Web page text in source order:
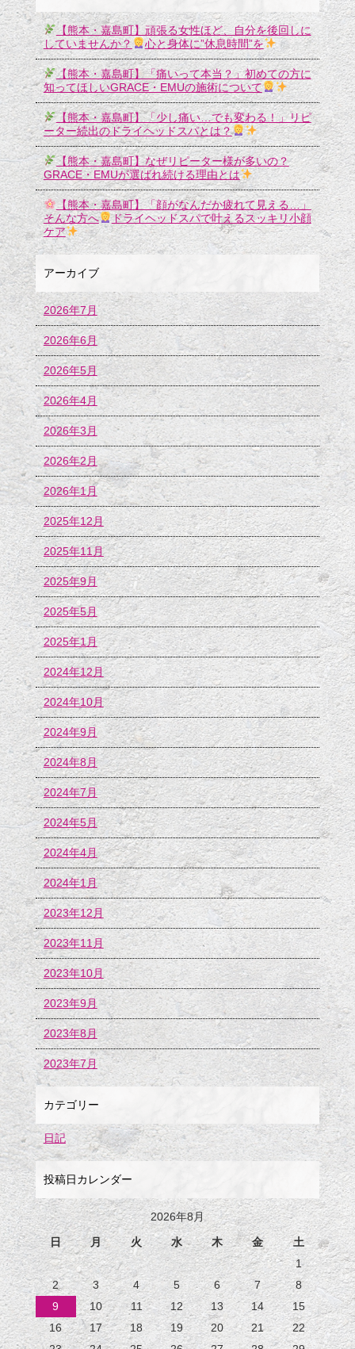
【熊本・嘉島町】頑張る女性ほど、自分を後回しに
していませんか？
心と身体に”休息時間”を
【熊本・嘉島町】「痛いって本当？」初めての方に
知ってほしいGRACE・EMUの施術について
【熊本・嘉島町】「少し痛い…でも変わる！」リピ
ーター続出のドライヘッドスパとは？
【熊本・嘉島町】なぜリピーター様が多いの？
GRACE・EMUが選ばれ続ける理由とは
【熊本・嘉島町】「顔がなんだか疲れて見える…」
そんな方へ
ドライヘッドスパで叶えるスッキリ小顔
ケア
アーカイブ
2026年7月
2026年6月
2026年5月
2026年4月
2026年3月
2026年2月
2026年1月
2025年12月
2025年11月
2025年9月
2025年5月
2025年1月
2024年12月
2024年10月
2024年9月
2024年8月
2024年7月
2024年5月
2024年4月
2024年1月
2023年12月
2023年11月
2023年10月
2023年9月
2023年8月
2023年7月
カテゴリー
日記
投稿日カレンダー
2026年8月
日
月 火 水 木 金
土
1
2
3 4 5 6 7
8
9
10 11 12 13 14
15
16
17 18 19 20 21
22